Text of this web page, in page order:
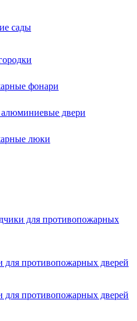
сады
фонари
двери
люки
для противопожарных
для противопожарных дверей
для противопожарных дверей